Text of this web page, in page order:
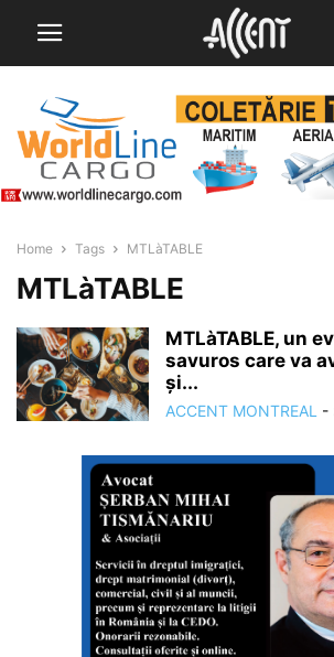
Home Tags MTLàTABLE
MTLàTABLE
MTLàTABLE, un
savuros care va
și...
ACCENT MONTREAL -